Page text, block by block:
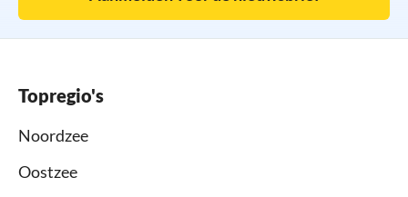
Topregio's
Noordzee
Oostzee